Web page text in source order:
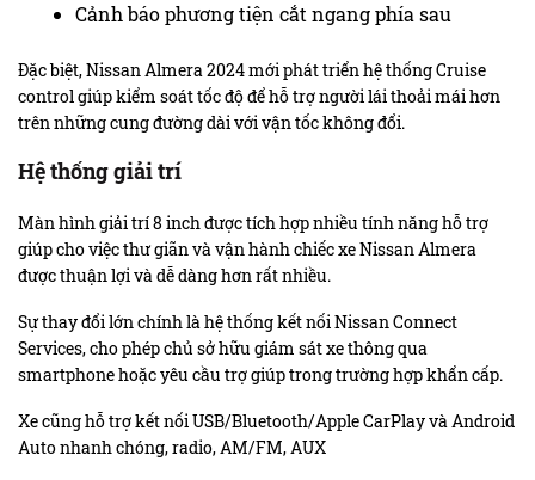
Cảnh báo phương tiện cắt ngang phía sau
Đặc biệt, Nissan Almera 2024 mới phát triển hệ thống Cruise
control giúp kiểm soát tốc độ để hỗ trợ người lái thoải mái hơn
trên những cung đường dài với vận tốc không đổi.
Hệ thống giải trí
Màn hình giải trí 8 inch được tích hợp nhiều tính năng hỗ trợ
giúp cho việc thư giãn và vận hành chiếc xe Nissan Almera
được thuận lợi và dễ dàng hơn rất nhiều.
Sự thay đổi lớn chính là hệ thống kết nối Nissan Connect
Services, cho phép chủ sở hữu giám sát xe thông qua
smartphone hoặc yêu cầu trợ giúp trong trường hợp khẩn cấp.
Xe cũng hỗ trợ kết nối USB/Bluetooth/Apple CarPlay và Android
Auto nhanh chóng, radio, AM/FM, AUX